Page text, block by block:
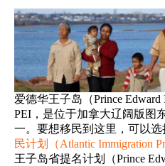
爱德华王子岛（Prince Edward
PEI，是位于加拿大辽阔版图
一。要想移民到这里，可以选
民计划（Atlantic Immigration
王子岛省提名计划（Prince